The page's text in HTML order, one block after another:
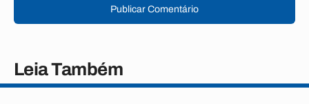
Publicar Comentário
Leia Também